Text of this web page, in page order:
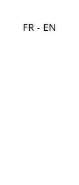
FR EN